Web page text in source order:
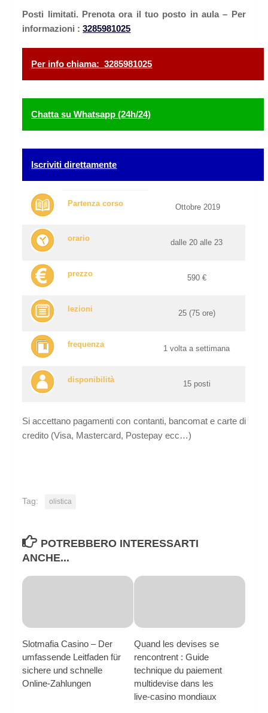
Posti limitati. Prenota ora il tuo posto in aula – Per
informazioni :3285981025
Per info chiama: 3285981025
Chatta su Whatsapp (24h/24)
Iscriviti direttamente
Partenza corso Ottobre 2019
orario dalle 20 alle 23
prezzo 590 €
lezioni 25 (75 ore)
frequenza 1 volta a settimana
disponibilità 15 posti
Si accettano pagamenti con contanti, bancomat e carte di
credito (Visa, Mastercard, Postepay ecc…)
Tag: olistica
POTREBBERO INTERESSARTI
ANCHE...
Slotmafia Casino – Der
umfassende Leitfaden für
sichere und schnelle
Online‑Zahlungen
Quand les devises se
rencontrent : Guide
technique du paiement
multidevise dans les
live‑casino mondiaux